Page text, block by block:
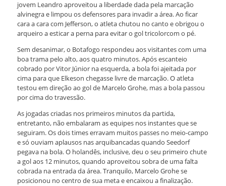
jovem Leandro aproveitou a liberdade dada pela marcação
alvinegra e limpou os defensores para invadir a área. Ao ficar
cara a cara com Jefferson, o atleta chutou no canto e obrigou o
arqueiro a esticar a perna para evitar o gol tricolorcom o pé.
Sem desanimar, o Botafogo respondeu aos visitantes com uma
boa trama pelo alto, aos quatro minutos. Após escanteio
cobrado por Vitor Júnior na esquerda, a bola foi ajeitada por
cima para que Elkeson chegasse livre de marcação. O atleta
testou em direção ao gol de Marcelo Grohe, mas a bola passou
por cima do travessão.
As jogadas criadas nos primeiros minutos da partida,
entretanto, não embalaram as equipes nos instantes que se
seguiram. Os dois times erravam muitos passes no meio-campo
e só ouviam aplausos nas arquibancadas quando Seedorf
pegava na bola. O holandês, inclusive, deu o seu primeiro chute
a gol aos 12 minutos, quando aproveitou sobra de uma falta
cobrada na entrada da área. Tranquilo, Marcelo Grohe se
posicionou no centro de sua meta e encaixou a finalização.